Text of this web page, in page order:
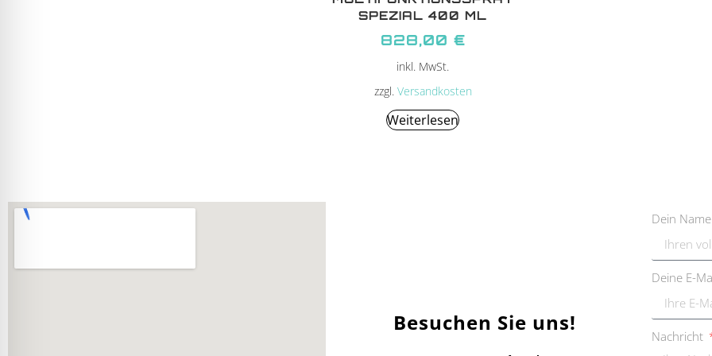
SPEZIAL 400 ML
828,00 €
inkl. MwSt.
zzgl. Versandkosten
Weiterlesen
Besuchen Sie uns!
Dein
Deine E-
Nachricht